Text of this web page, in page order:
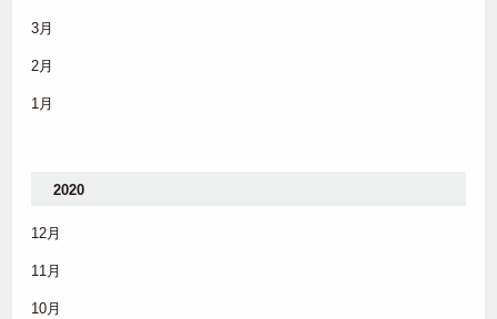
3月
2月
1月
2020
12月
11月
10月